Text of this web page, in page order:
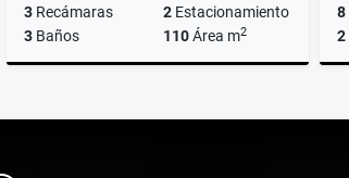
3 Recámaras 2 Estacionamiento
3 Baños 110Área m2
$14,000
8
2